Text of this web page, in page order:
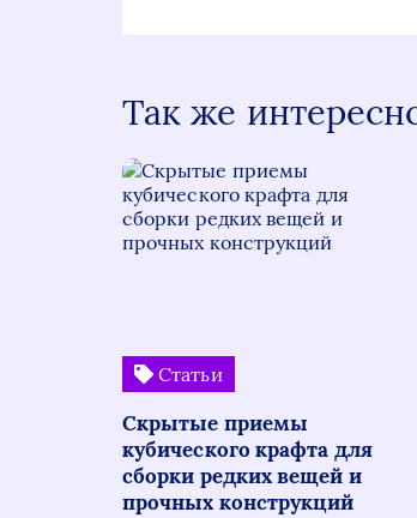
Так же
Статьи
Скрытые приемы
кубического крафта для
сборки редких вещей и
прочных конструкций